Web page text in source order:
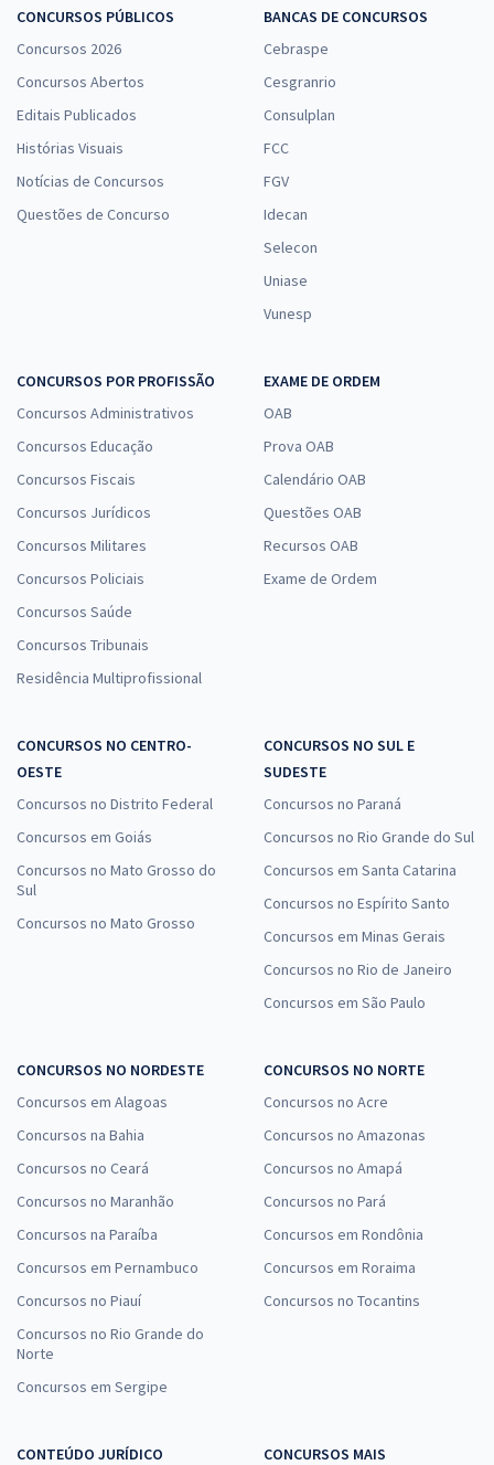
CONCURSOS PÚBLICOS
Concursos 2026
Concursos Abertos
Editais Publicados
Histórias Visuais
Notícias de Concursos
Questões de Concurso
BANCAS DE CONCURSOS
Cebraspe
Cesgranrio
Consulplan
FCC
FGV
Idecan
Selecon
Uniase
Vunesp
CONCURSOS POR PROFISSÃO
Concursos Administrativos
Concursos Educação
Concursos Fiscais
Concursos Jurídicos
Concursos Militares
Concursos Policiais
Concursos Saúde
Concursos Tribunais
Residência Multiprofissional
EXAME DE ORDEM
OAB
Prova OAB
Calendário OAB
Questões OAB
Recursos OAB
Exame de Ordem
CONCURSOS NO CENTRO-
OESTE
Concursos no Distrito Federal
Concursos em Goiás
Concursos no Mato Grosso do
Sul
Concursos no Mato Grosso
CONCURSOS NO SUL E
SUDESTE
Concursos no Paraná
Concursos no Rio Grande do Sul
Concursos em Santa Catarina
Concursos no Espírito Santo
Concursos em Minas Gerais
Concursos no Rio de Janeiro
Concursos em São Paulo
CONCURSOS NO NORDESTE
Concursos em Alagoas
Concursos na Bahia
Concursos no Ceará
Concursos no Maranhão
Concursos na Paraíba
Concursos em Pernambuco
Concursos no Piauí
Concursos no Rio Grande do
Norte
Concursos em Sergipe
CONCURSOS NO NORTE
Concursos no Acre
Concursos no Amazonas
Concursos no Amapá
Concursos no Pará
Concursos em Rondônia
Concursos em Roraima
Concursos no Tocantins
CONTEÚDO JURÍDICO
CONCURSOS MAIS